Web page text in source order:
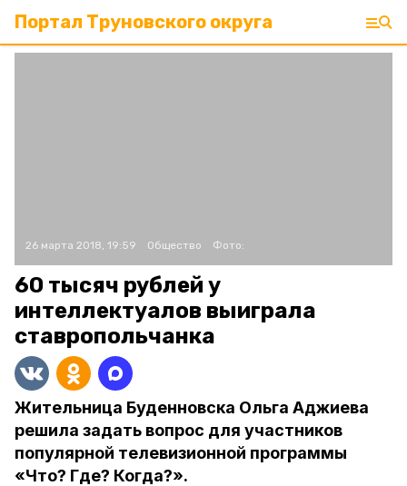
Портал Труновского округа
26 марта 2018, 19:59 Общество Фото:
60 тысяч рублей у
интеллектуалов выиграла
ставропольчанка
Жительница Буденновска Ольга Аджиева
решила задать вопрос для участников
популярной телевизионной программы
«Что? Где? Когда?».